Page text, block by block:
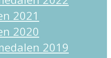
2021
2020
2019